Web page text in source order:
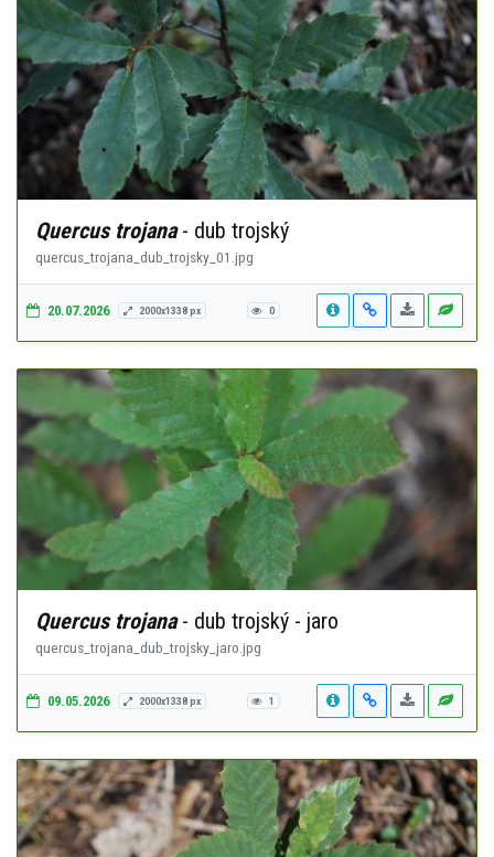
Quercus trojana- dub trojský
quercus_trojana_dub_trojsky_01.jpg
20.07.2026 2000x1338 px 0
Quercus trojana- dub trojský - jaro
quercus_trojana_dub_trojsky_jaro.jpg
09.05.2026 2000x1338 px 1